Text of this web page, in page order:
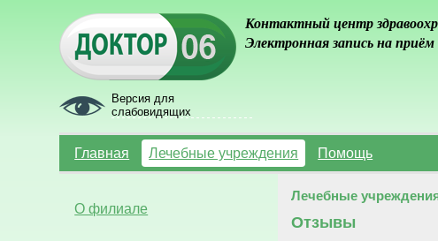
Версия для
слабовидящих
Контактный центр
Электронная запись на приём
Главная Лечебные учреждения Помощь
О филиале
Лечебные
Отзывы